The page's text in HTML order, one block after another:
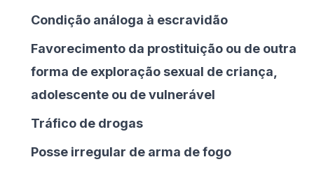
Condição análoga à escravidão
Favorecimento da prostituição ou de outra
forma de exploração sexual de criança,
adolescente ou de vulnerável
Tráfico de drogas
Posse irregular de arma de fogo